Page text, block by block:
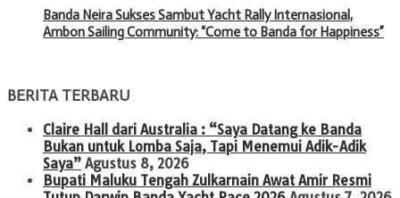
Banda Neira Sukses Sambut Yacht Rally Internasional,
Ambon Sailing Community: “Come to Banda for Happiness”
BERITA TERBARU
Claire Hall dari Australia : “Saya Datang ke Banda
Bukan untuk Lomba Saja, Tapi Menemui Adik-Adik
Saya” Agustus 8, 2026
Bupati Maluku Tengah Zulkarnain Awat Amir Resmi